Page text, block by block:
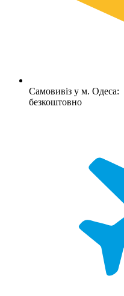
Самовивіз у м. Одеса:
безкоштовно